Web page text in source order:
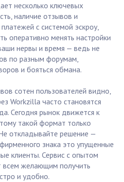
несколько ключевых
наличие отзывов и
с системой эскроу,
оперативно менять настройки
нервы и время — ведь не
по разным форумам,
и бояться обмана.
сотен пользователей видно,
Workzilla часто становятся
Сегодня рынок движется к
такой формат только
откладывайте решение —
знака это упущенные
клиенты. Сервис с опытом
всем желающим получить
и удобно.